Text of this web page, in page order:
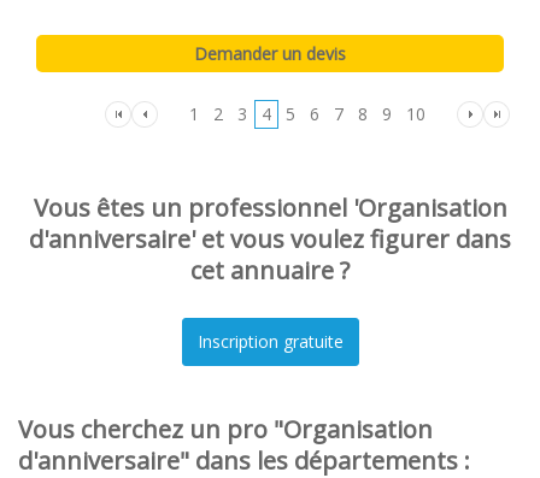
1 2 3 4 5 6 7 8 9 10
Vous êtes un professionnel 'Organisation
d'anniversaire' et vous voulez figurer dans
cet annuaire ?
Vous cherchez un pro "Organisation
d'anniversaire" dans les départements :